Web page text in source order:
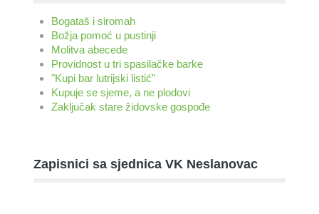
Bogataš i siromah
Božja pomoć u pustinji
Molitva abecede
Providnost u tri spasilačke barke
"Kupi bar lutrijski listić"
Kupuje se sjeme, a ne plodovi
Zaključak stare židovske gospođe
Zapisnici sa sjednica VK Neslanovac